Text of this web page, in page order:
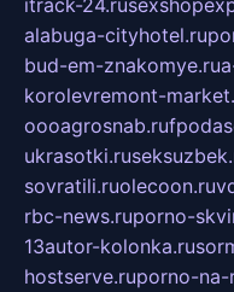
alabuga-cityhotel.ru
bud-em-znakomye.ru
korolevremont-
oooagrosnab.ru
ukrasotki.ru
sovratili.ruolecoon.ru
rbc-news.ruporno-
13autor-kolonka.ru
hostserve.ruporno-na-